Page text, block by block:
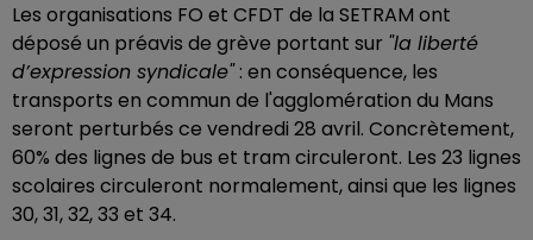
Les organisations FO et CFDT de la SETRAM ont
déposé un préavis de grève portant sur "la liberté
d’expression syndicale": en conséquence, les
transports en commun de l'agglomération du Mans
seront perturbés ce vendredi 28 avril. Concrètement,
60% des lignes de bus et tram circuleront. Les 23 lignes
scolaires circuleront normalement, ainsi que les lignes
30, 31, 32, 33 et 34.